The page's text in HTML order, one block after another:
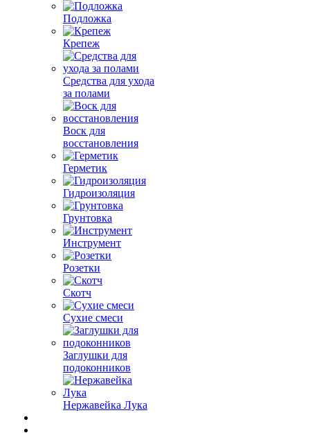
Подложка
Крепеж
Средства для ухода
за полами
Воск для
восстановления
Герметик
Гидроизоляция
Грунтовка
Инструмент
Розетки
Скотч
Сухие смеси
Заглушки для
подоконников
Нержавейка Лука